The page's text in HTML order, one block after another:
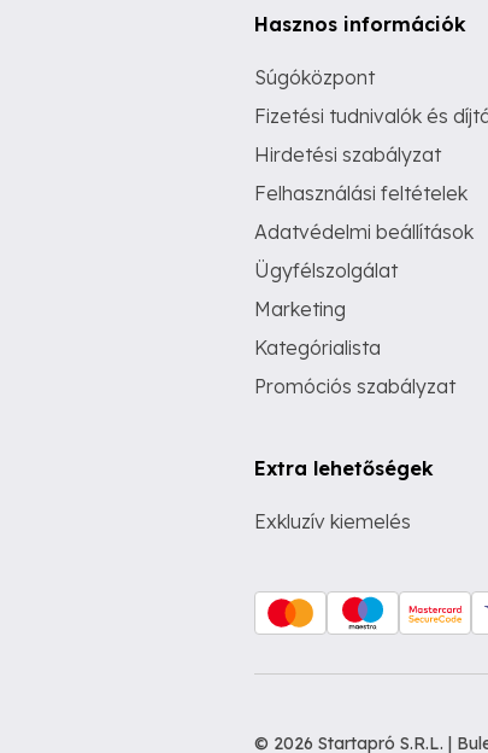
Hasznos információk
Súgóközpont
Fizetési tudnivalók és
Hirdetési szabályzat
Felhasználási feltételek
Adatvédelmi beállítások
Ügyfélszolgálat
Marketing
Kategórialista
Promóciós szabályzat
Extra lehetőségek
Exkluzív kiemelés
© 2026 Startapró S.R.L. |